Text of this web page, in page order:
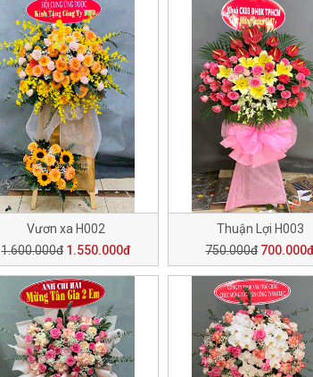
Vươn xa H002
1.600.000đ 1.550.000đ
Thuận Lợi H003
750.000đ